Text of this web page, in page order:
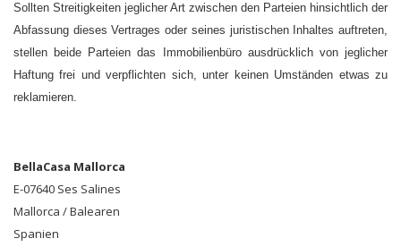
Sollten Streitigkeiten jeglicher Art zwischen den Parteien hinsichtlich der
Abfassung dieses Vertrages oder seines juristischen Inhaltes auftreten,
stellen beide Parteien das Immobilienbüro ausdrücklich von jeglicher
Haftung frei und verpflichten sich, unter keinen Umständen etwas zu
reklamieren.
BellaCasa Mallorca
E-07640 Ses Salines
Mallorca / Balearen
Spanien